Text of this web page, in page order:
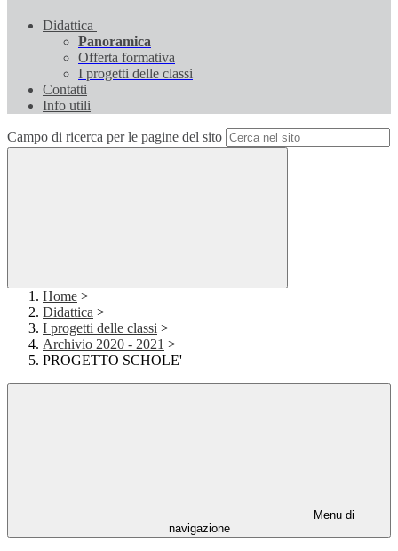
Didattica
Panoramica
Offerta formativa
I progetti delle classi
Contatti
Info utili
Campo di ricerca per le pagine del sito
Home >
Didattica >
I progetti delle classi >
Archivio 2020 - 2021 >
PROGETTO SCHOLE'
Menu di
navigazione